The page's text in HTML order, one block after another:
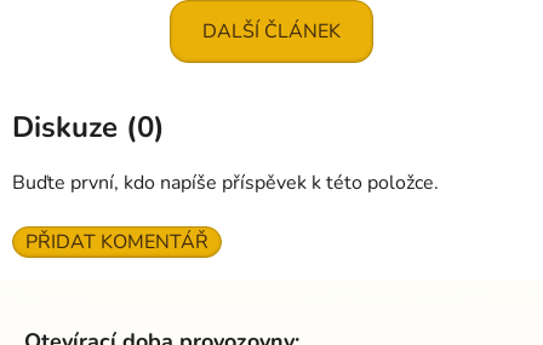
DALŠÍ ČLÁNEK
Diskuze (0)
Buďte první, kdo napíše příspěvek k této položce.
PŘIDAT KOMENTÁŘ